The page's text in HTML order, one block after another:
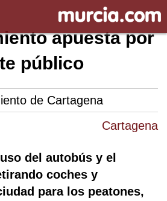
Cartagena
apuesta por
público
de Cartagena
del autobús y el
coches y
para los peatones,